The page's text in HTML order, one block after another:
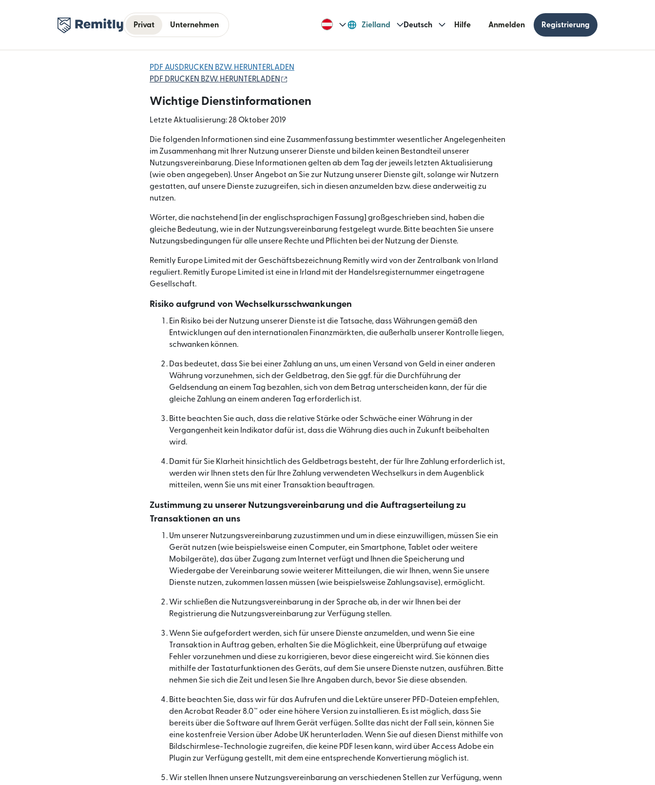
Privat Unternehmen Zielland Deutsch Hilfe Anmelden Registrierung
PDF AUSDRUCKEN BZW. HERUNTERLADEN
PDF DRUCKEN BZW. HERUNTERLADEN
Wichtige Dienstinformationen
Letzte Aktualisierung: 28 Oktober 2019
Die folgenden Informationen sind eine Zusammenfassung bestimmter wesentlicher Angelegenheiten
im Zusammenhang mit Ihrer Nutzung unserer Dienste und bilden keinen Bestandteil unserer
Nutzungsvereinbarung. Diese Informationen gelten ab dem Tag der jeweils letzten Aktualisierung
(wie oben angegeben). Unser Angebot an Sie zur Nutzung unserer Dienste gilt, solange wir Nutzern
gestatten, auf unsere Dienste zuzugreifen, sich in diesen anzumelden bzw. diese anderweitig zu
nutzen.
Wörter, die nachstehend [in der englischsprachigen Fassung] großgeschrieben sind, haben die
gleiche Bedeutung, wie in der Nutzungsvereinbarung festgelegt wurde. Bitte beachten Sie unsere
Nutzungsbedingungen für alle unsere Rechte und Pflichten bei der Nutzung der Dienste.
Remitly Europe Limited mit der Geschäftsbezeichnung Remitly wird von der Zentralbank von Irland
reguliert. Remitly Europe Limited ist eine in Irland mit der Handelsregisternummer eingetragene
Gesellschaft.
Risiko aufgrund von Wechselkursschwankungen
Ein Risiko bei der Nutzung unserer Dienste ist die Tatsache, dass Währungen gemäß den
Entwicklungen auf den internationalen Finanzmärkten, die außerhalb unserer Kontrolle liegen,
schwanken können.
Das bedeutet, dass Sie bei einer Zahlung an uns, um einen Versand von Geld in einer anderen
Währung vorzunehmen, sich der Geldbetrag, den Sie ggf. für die Durchführung der
Geldsendung an einem Tag bezahlen, sich von dem Betrag unterscheiden kann, der für die
gleiche Zahlung an einem anderen Tag erforderlich ist.
Bitte beachten Sie auch, dass die relative Stärke oder Schwäche einer Währung in der
Vergangenheit kein Indikator dafür ist, dass die Währung dies auch in Zukunft beibehalten
wird.
Damit für Sie Klarheit hinsichtlich des Geldbetrags besteht, der für Ihre Zahlung erforderlich ist,
werden wir Ihnen stets den für Ihre Zahlung verwendeten Wechselkurs in dem Augenblick
mitteilen, wenn Sie uns mit einer Transaktion beauftragen.
Zustimmung zu unserer Nutzungsvereinbarung und die Auftragserteilung zu
Transaktionen an uns
Um unserer Nutzungsvereinbarung zuzustimmen und um in diese einzuwilligen, müssen Sie ein
Gerät nutzen (wie beispielsweise einen Computer, ein Smartphone, Tablet oder weitere
Mobilgeräte), das über Zugang zum Internet verfügt und Ihnen die Speicherung und
Wiedergabe der Vereinbarung sowie weiterer Mitteilungen, die wir Ihnen, wenn Sie unsere
Dienste nutzen, zukommen lassen müssen (wie beispielsweise Zahlungsavise), ermöglicht.
Wir schließen die Nutzungsvereinbarung in der Sprache ab, in der wir Ihnen bei der
Registrierung die Nutzungsvereinbarung zur Verfügung stellen.
Wenn Sie aufgefordert werden, sich für unsere Dienste anzumelden, und wenn Sie eine
Transaktion in Auftrag geben, erhalten Sie die Möglichkeit, eine Überprüfung auf etwaige
Fehler vorzunehmen und diese zu korrigieren, bevor diese eingereicht wird. Sie können dies
mithilfe der Tastaturfunktionen des Geräts, auf dem Sie unsere Dienste nutzen, ausführen. Bitte
nehmen Sie sich die Zeit und lesen Sie Ihre Angaben durch, bevor Sie diese absenden.
Bitte beachten Sie, dass wir für das Aufrufen und die Lektüre unserer PFD-Dateien empfehlen,
den Acrobat Reader 8.0™ oder eine höhere Version zu installieren. Es ist möglich, dass Sie
bereits über die Software auf Ihrem Gerät verfügen. Sollte das nicht der Fall sein, können Sie
eine kostenfreie Version über Adobe UK herunterladen. Wenn Sie auf diesen Dienst mithilfe von
Bildschirmlese-Technologie zugreifen, die keine PDF lesen kann, wird über Access Adobe ein
Plugin zur Verfügung gestellt, mit dem eine entsprechende Konvertierung möglich ist.
Wir stellen Ihnen unsere Nutzungsvereinbarung an verschiedenen Stellen zur Verfügung, wenn